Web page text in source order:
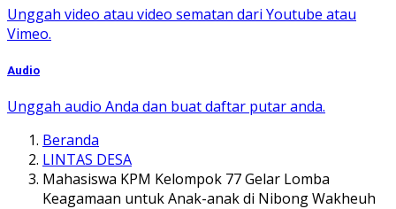
Unggah video atau video sematan dari Youtube atau
Vimeo.
Audio
Unggah audio Anda dan buat daftar putar anda.
Beranda
LINTAS DESA
Mahasiswa KPM Kelompok 77 Gelar Lomba
Keagamaan untuk Anak-anak di Nibong Wakheuh